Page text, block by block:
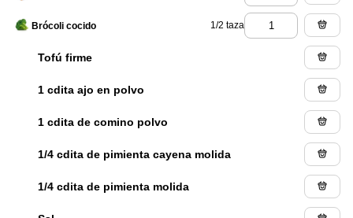
Brócoli cocido 1/2 taza
Tofú firme
1 cdita ajo en polvo
1 cdita de comino polvo
1/4 cdita de pimienta cayena molida
1/4 cdita de pimienta molida